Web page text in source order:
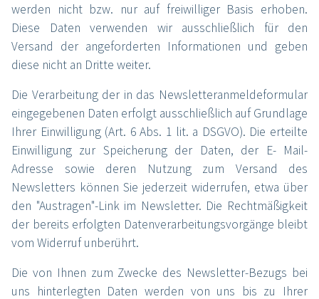
werden nicht bzw. nur auf freiwilliger Basis erhoben.
Diese Daten verwenden wir ausschließlich für den
Versand der angeforderten Informationen und geben
diese nicht an Dritte weiter.
Die Verarbeitung der in das Newsletteranmeldeformular
eingegebenen Daten erfolgt ausschließlich auf Grundlage
Ihrer Einwilligung (Art. 6 Abs. 1 lit. a DSGVO). Die erteilte
Einwilligung zur Speicherung der Daten, der E- Mail-
Adresse sowie deren Nutzung zum Versand des
Newsletters können Sie jederzeit widerrufen, etwa über
den "Austragen"-Link im Newsletter. Die Rechtmäßigkeit
der bereits erfolgten Datenverarbeitungsvorgänge bleibt
vom Widerruf unberührt.
Die von Ihnen zum Zwecke des Newsletter-Bezugs bei
uns hinterlegten Daten werden von uns bis zu Ihrer